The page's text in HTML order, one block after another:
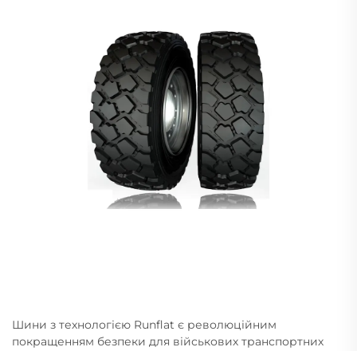
Шини з технологією Runflat є революційним
покращенням безпеки для військових транспортних